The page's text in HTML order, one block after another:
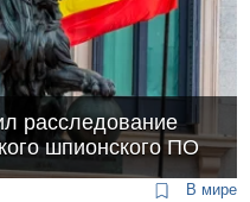
расследование
шпионского ПО
В мире